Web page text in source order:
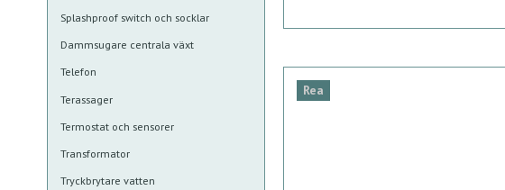
Splashproof switch och socklar
Dammsugare centrala växt
Telefon
Terassager
Termostat och sensorer
Transformator
Tryckbrytare vatten
Rea